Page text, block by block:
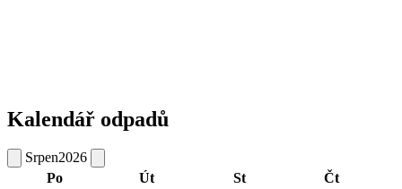
Kalendář odpadů
Srpen2026
Po
Út St Čt